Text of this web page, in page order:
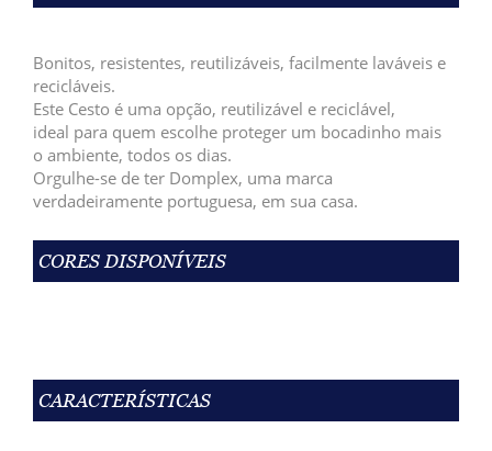
Bonitos, resistentes, reutilizáveis, facilmente laváveis e
recicláveis.
Este Cesto é uma opção, reutilizável e reciclável,
ideal para quem escolhe proteger um bocadinho mais
o ambiente, todos os dias.
Orgulhe-se de ter Domplex, uma marca
verdadeiramente portuguesa, em sua casa.
CORES DISPONÍVEIS
CARACTERÍSTICAS